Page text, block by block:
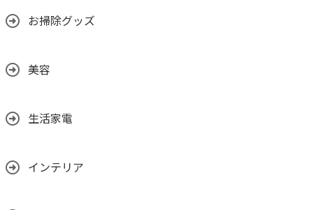
お掃除グッズ
美容
生活家電
インテリア